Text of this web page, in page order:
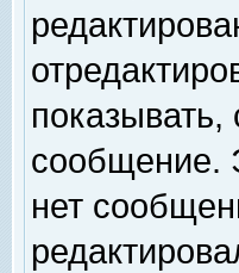
сообщение.
нет